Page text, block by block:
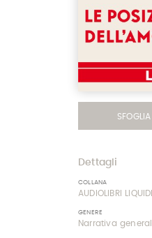
Dettagli
COLLANA
AUDIOLIBRI LIQUIDI
GENERE
Narrativa